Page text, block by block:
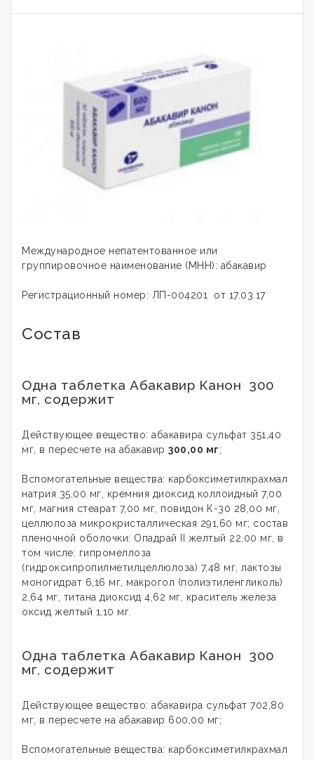
Международное непатентованное или
группировочное наименование (МНН): абакавир
Регистрационный номер: ЛП-004201 от 17.03.17
Состав
Одна таблетка Абакавир Канон 300
мг, содержит
Действующее вещество: абакавира сульфат 351,40
мг, в пересчете на абакавир 300,00 мг;
Вспомогательные вещества: карбоксиметилкрахмал
натрия 35,00 мг, кремния диоксид коллоидный 7,00
мг, магния стеарат 7,00 мг, повидон К-30 28,00 мг,
целлюлоза микрокристаллическая 291,60 мг; состав
пленочной оболочки: Опадрай II желтый 22,00 мг, в
том числе: гипромеллоза
(гидроксипропилметилцеллюлоза) 7,48 мг, лактозы
моногидрат 6,16 мг, макрогол (полиэтиленгликоль)
2,64 мг, титана диоксид 4,62 мг, краситель железа
оксид желтый 1,10 мг.
Одна таблетка Абакавир Канон 300
мг, содержит
Действующее вещество: абакавира сульфат 702,80
мг, в пересчете на абакавир 600,00 мг;
Вспомогательные вещества: карбоксиметилкрахмал